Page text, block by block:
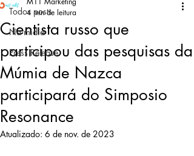
Todos posts
Na midia
Press Release
Cientista russo que
participou das pesquisas da
Múmia de Nazca
participará do Simposio
Resonance
4 min de leitura
Atualizado: 6 de nov. de 2023